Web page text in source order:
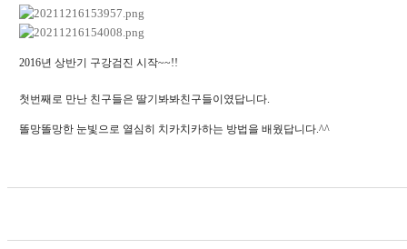
2016년 상반기 구강검진 시작~~!!
첫번째로 만난 친구들은 딸기봐봐친구들이였답니다.
똘망똘망한 눈빛으로 열심히 치카치카하는 방법을 배웠답니다.^^